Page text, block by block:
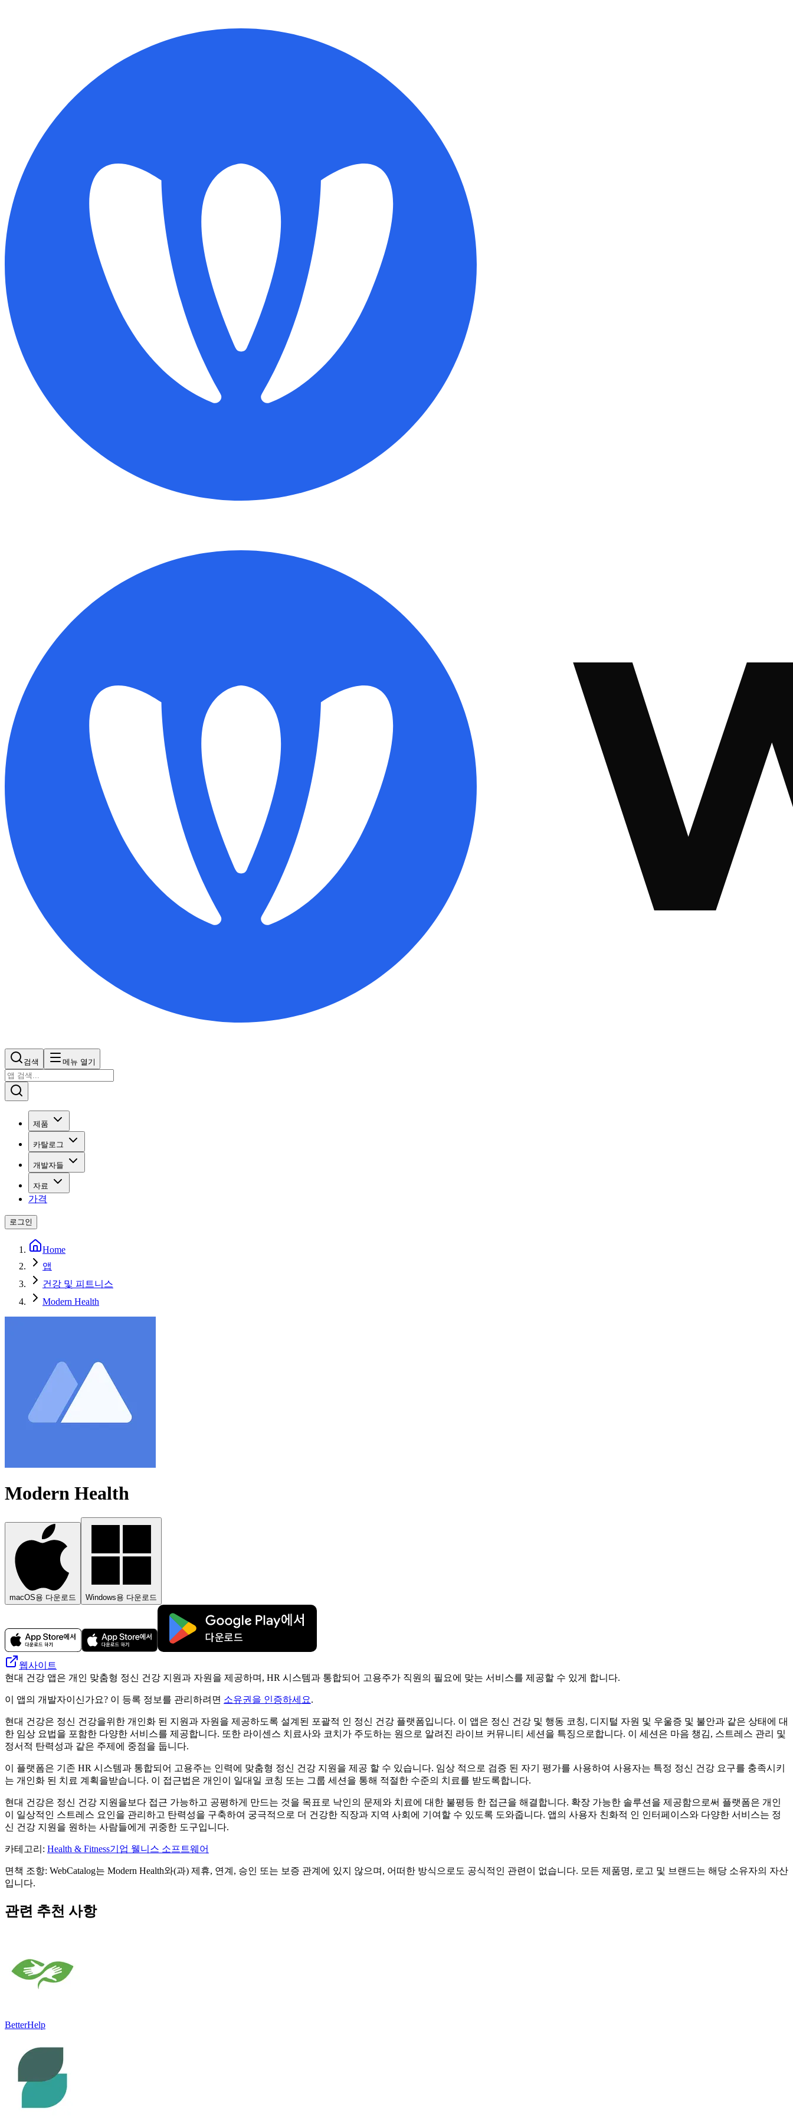
검색 메뉴 열기
제품
카탈로그
개발자들
자료
가격
로그인
Home
앱
건강 및 피트니스
Modern Health
Modern Health
macOS용 다운로드 Windows용 다운로드
웹사이트
현대 건강 앱은 개인 맞춤형 정신 건강 지원과 자원을 제공하며, HR 시스템과 통합되어 고용주가 직원의 필요에 맞는 서비스를 제공할 수 있게 합니다.
이 앱의 개발자이신가요? 이 등록 정보를 관리하려면 소유권을 인증하세요.
현대 건강은 정신 건강을위한 개인화 된 지원과 자원을 제공하도록 설계된 포괄적 인 정신 건강 플랫폼입니다. 이 앱은 정신 건강 및 행동 코칭, 디지털 자원 및 우울증 및 불안과 같은 상태에 대
한 임상 요법을 포함한 다양한 서비스를 제공합니다. 또한 라이센스 치료사와 코치가 주도하는 원으로 알려진 라이브 커뮤니티 세션을 특징으로합니다. 이 세션은 마음 챙김, 스트레스 관리 및
정서적 탄력성과 같은 주제에 중점을 둡니다.
이 플랫폼은 기존 HR 시스템과 통합되어 고용주는 인력에 맞춤형 정신 건강 지원을 제공 할 수 있습니다. 임상 적으로 검증 된 자기 평가를 사용하여 사용자는 특정 정신 건강 요구를 충족시키
는 개인화 된 치료 계획을받습니다. 이 접근법은 개인이 일대일 코칭 또는 그룹 세션을 통해 적절한 수준의 치료를 받도록합니다.
현대 건강은 정신 건강 지원을보다 접근 가능하고 공평하게 만드는 것을 목표로 낙인의 문제와 치료에 대한 불평등 한 접근을 해결합니다. 확장 가능한 솔루션을 제공함으로써 플랫폼은 개인
이 일상적인 스트레스 요인을 관리하고 탄력성을 구축하여 궁극적으로 더 건강한 직장과 지역 사회에 기여할 수 있도록 도와줍니다. 앱의 사용자 친화적 인 인터페이스와 다양한 서비스는 정
신 건강 지원을 원하는 사람들에게 귀중한 도구입니다.
카테고리 : Health & Fitness기업 웰니스 소프트웨어
면책 조항: WebCatalog는 Modern Health와(과) 제휴, 연계, 승인 또는 보증 관계에 있지 않으며, 어떠한 방식으로도 공식적인 관련이 없습니다. 모든 제품명, 로고 및 브랜드는 해당 소유자의 자산
입니다.
관련 추천 사항
BetterHelp